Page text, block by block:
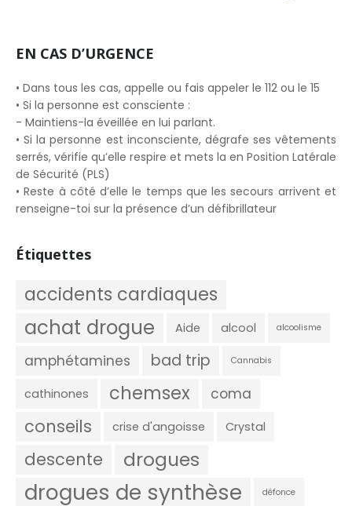
EN CAS D’URGENCE
• Dans tous les cas, appelle ou fais appeler le 112 ou le 15
• Si la personne est consciente :
- Maintiens-la éveillée en lui parlant.
• Si la personne est inconsciente, dégrafe ses vêtements
serrés, vérifie qu’elle respire et mets la en Position Latérale
de Sécurité (PLS)
• Reste à côté d’elle le temps que les secours arrivent et
renseigne-toi sur la présence d’un défibrillateur
Étiquettes
accidents cardiaques
achat drogue Aide alcool alcoolisme
amphétamines bad trip Cannabis
cathinones chemsex coma
conseils crise d'angoisse Crystal
descente drogues
drogues de synthèse défonce